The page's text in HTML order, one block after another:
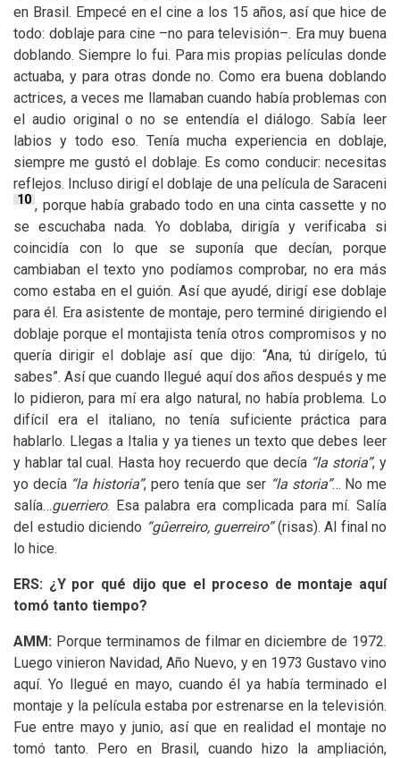
en Brasil. Empecé en el cine a los 15 años, así que hice de
todo: doblaje para cine –no para televisión–. Era muy buena
doblando. Siempre lo fui. Para mis propias películas donde
actuaba, y para otras donde no. Como era buena doblando
actrices, a veces me llamaban cuando había problemas con
el audio original o no se entendía el diálogo. Sabía leer
labios y todo eso. Tenía mucha experiencia en doblaje,
siempre me gustó el doblaje. Es como conducir: necesitas
reflejos. Incluso dirigí el doblaje de una película de Saraceni
10 , porque había grabado todo en una cinta cassette y no
se escuchaba nada. Yo doblaba, dirigía y verificaba si
coincidía con lo que se suponía que decían, porque
cambiaban el texto yno podíamos comprobar, no era más
como estaba en el guión. Así que ayudé, dirigí ese doblaje
para él. Era asistente de montaje, pero terminé dirigiendo el
doblaje porque el montajista tenía otros compromisos y no
quería dirigir el doblaje así que dijo: “Ana, tú dirígelo, tú
sabes”. Así que cuando llegué aquí dos años después y me
lo pidieron, para mí era algo natural, no había problema. Lo
difícil era el italiano, no tenía suficiente práctica para
hablarlo. Llegas a Italia y ya tienes un texto que debes leer
y hablar tal cual. Hasta hoy recuerdo que decía “la storia”, y
yo decía “la historia”, pero tenía que ser “la storia”… No me
salía…guerriero. Esa palabra era complicada para mí. Salía
del estudio diciendo “gûerreiro, guerreiro”(risas). Al final no
lo hice.
ERS: ¿Y por qué dijo que el proceso de montaje aquí
tomó tanto tiempo?
AMM: Porque terminamos de filmar en diciembre de 1972.
Luego vinieron Navidad, Año Nuevo, y en 1973 Gustavo vino
aquí. Yo llegué en mayo, cuando él ya había terminado el
montaje y la película estaba por estrenarse en la televisión.
Fue entre mayo y junio, así que en realidad el montaje no
tomó tanto. Pero en Brasil, cuando hizo la ampliación,